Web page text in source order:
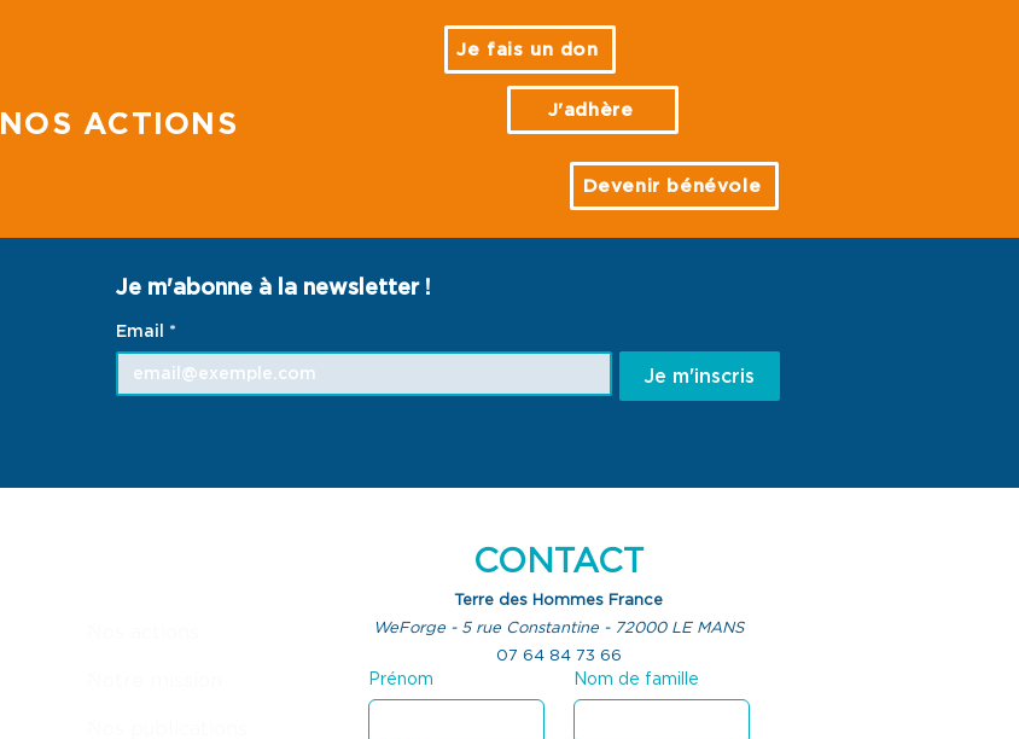
Je fais un don
J'adhère
Devenir bénévole
NOS ACTIONS
Je m'abonne à la newsletter !
Email *
Je m'inscris
CONTACT
Terre des Hommes France
WeForge - 5 rue Constantine - 72000 LE MANS
07 64 84 73 66
Prénom Nom de famille